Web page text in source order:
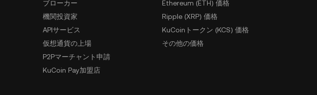
ブローカー
機関投資家
APIサービス
仮想通貨の上場
P2Pマーチャント申請
KuCoin Pay加盟店
Ethereum (ETH) 価格
Ripple (XRP) 価格
KuCoinトークン (KCS) 価格
その他の価格